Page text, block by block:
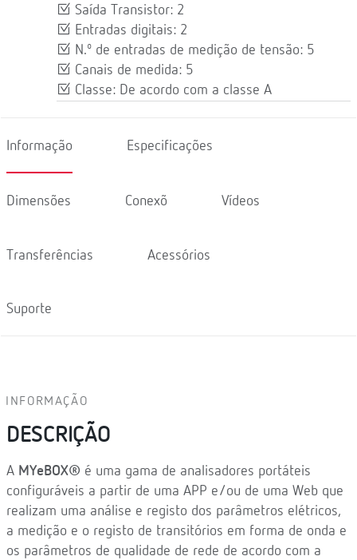
Saída Transistor: 2
Entradas digitais: 2
N.º de entradas de medição de tensão: 5
Canais de medida: 5
Classe: De acordo com a classe A
Informação Especificações
Dimensões Conexõ Vídeos
Transferências Acessórios
Suporte
INFORMAÇÃO
DESCRIÇÃO
A MYeBOX® é uma gama de analisadores portáteis
configuráveis a partir de uma APP e/ou de uma Web que
realizam uma análise e registo dos parâmetros elétricos,
a medição e o registo de transitórios em forma de onda e
os parâmetros de qualidade de rede de acordo com a